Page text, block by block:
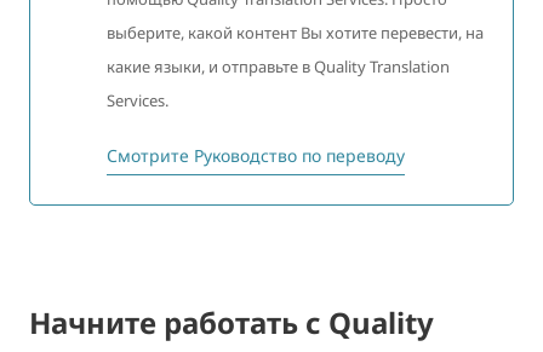
выберите, какой контент Вы хотите перевести, на
какие языки, и отправьте в Quality Translation
Services.
Смотрите Руководство по переводу
Начните работать с Quality